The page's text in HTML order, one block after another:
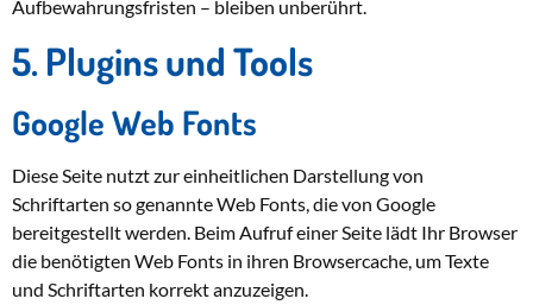
Aufbewahrungsfristen – bleiben unberührt.
5. Plugins und Tools
Google Web Fonts
Diese Seite nutzt zur einheitlichen Darstellung von
Schriftarten so genannte Web Fonts, die von Google
bereitgestellt werden. Beim Aufruf einer Seite lädt Ihr Browser
die benötigten Web Fonts in ihren Browsercache, um Texte
und Schriftarten korrekt anzuzeigen.